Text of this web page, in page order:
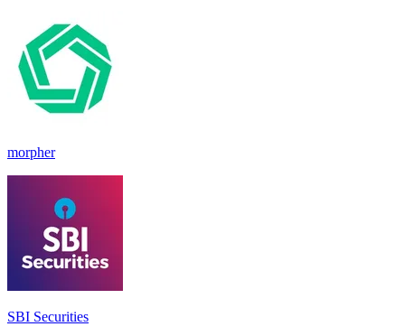
morpher
SBI Securities